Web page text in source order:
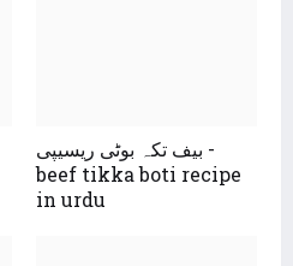
بیف تکہ بوٹی ریسیپی -
beef tikka boti recipe
in urdu